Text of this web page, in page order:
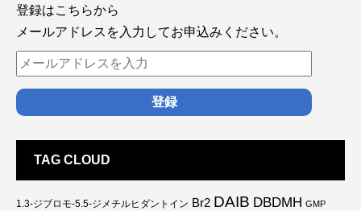
登録はこちらから
メールアドレスを入力してお申込みください。
TAG CLOUD
1.3-ジブロモ-5.5-ジメチルヒダントイン Br2 DAIB DBDMH GMP